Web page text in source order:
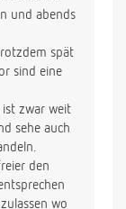
schon
und abends
spät
sind eine
ist zwar weit
sehe auch
den
wo